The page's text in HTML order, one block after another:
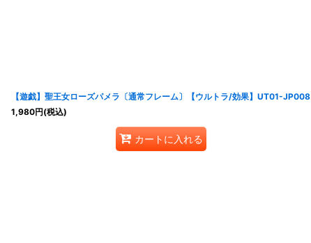
【遊戯】聖王女ローズパメラ〔通常フレーム〕【ウルトラ/効果】UT01-JP008
1,980円(税込)
カートに入れる